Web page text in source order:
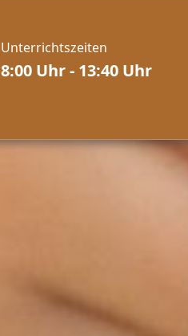
Unterrichtszeiten
8:00 Uhr - 13:40 Uhr